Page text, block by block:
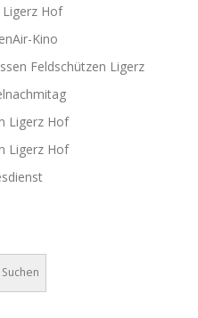
Hof
Kino
Feldschützen Ligerz
Ligerz Hof
Ligerz Hof
Suchen